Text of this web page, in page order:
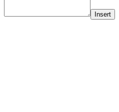
Insert